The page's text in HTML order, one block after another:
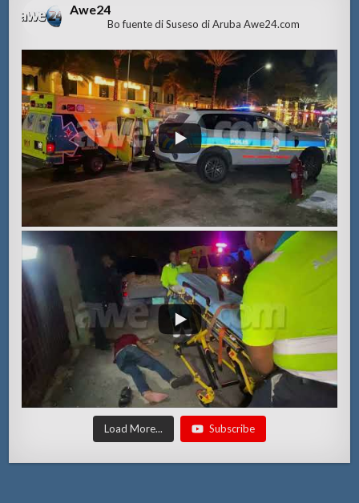
Awe24
Bo fuente di Suseso di Aruba Awe24.com
Load More... Subscribe